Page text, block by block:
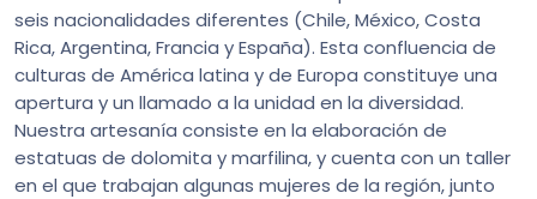
seis nacionalidades diferentes (Chile, México, Costa
Rica, Argentina, Francia y España). Esta confluencia de
culturas de América latina y de Europa constituye una
apertura y un llamado a la unidad en la diversidad.
Nuestra artesanía consiste en la elaboración de
estatuas de dolomita y marfilina, y cuenta con un taller
en el que trabajan algunas mujeres de la región, junto